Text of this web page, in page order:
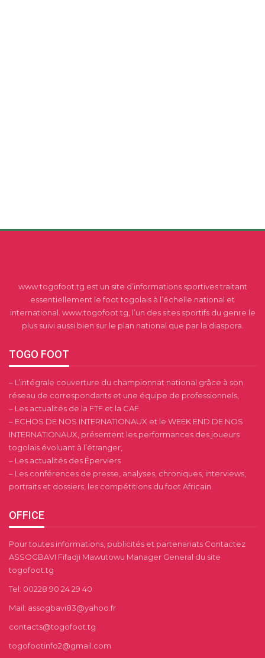
www.togofoot.tg est un site d’informations sportives traitant
essentiellement le foot togolais à l’échelle national et
international. www.togofoot.tg, l’un des sites sportifs du genre le
plus suivi aussi bien sur le plan national que par la diaspora.
TOGO FOOT
– L’intégrale couverture du championnat national grâce à son
réseau de correspondants et une équipe de professionnels,
– Les actualités de la FTF et la CAF
– ECHOS DE NOS INTERNATIONAUX et le WEEK END DE NOS
INTERNATIONAUX, présentent les performances des joueurs
togolais évoluant à l’étranger,
– Les actualités des Éperviers
– Les conférences de presse, analyses, chroniques, interviews,
portraits et dossiers, les compétitions du foot Africain.
OFFICE
Pour toutes informations, publicités et partenariats Contactez
ASSOGBAVI Fifadji Mawutowu Manager General du site
togofoot.tg
Tel: 00228 90 24 29 40
Mail: assogbavi83@yahoo.fr
contacts@togofoot.tg
togofootinfo2@gmail.com